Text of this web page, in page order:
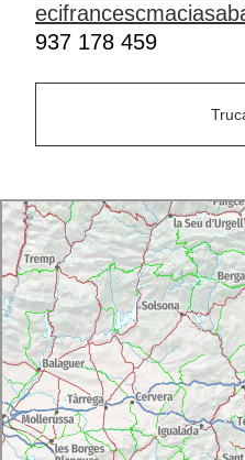
937 178 459